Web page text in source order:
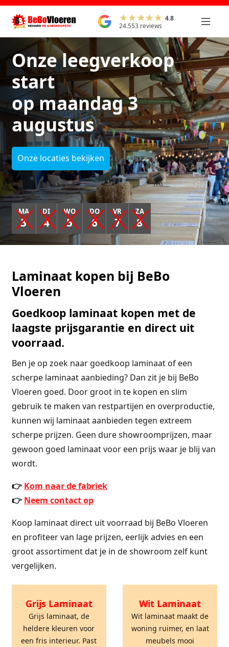
4.8
24.553 reviews
Onze leegverkoop
start
op maandag 3
augustus
Onze locaties bekijken
MA
3
DI
4
WO
5
DO
6
VR
7
ZA
8
Laminaat kopen bij BeBo
Vloeren
Goedkoop laminaat kopen met de
laagste prijsgarantie en direct uit
voorraad.
Ben je op zoek naar goedkoop laminaat of een
scherpe laminaat aanbieding? Dan zit je bij BeBo
Vloeren goed. Door groot in te kopen en slim
gebruik te maken van restpartijen en overproductie,
kunnen wij laminaat aanbieden tegen extreem
scherpe prijzen. Geen dure showroomprijzen, maar
gewoon goed laminaat voor een prijs waar je blij van
wordt.
👉 Kom naar de fabriek
👉 Neem contact op
Koop laminaat direct uit voorraad bij BeBo Vloeren
en profiteer van lage prijzen, eerlijk advies en een
groot assortiment dat je in de showroom zelf kunt
vergelijken.
Grijs Laminaat
Grijs laminaat, de
heldere kleuren voor
een fris interieur. Past
Wit Laminaat
Wit laminaat maakt de
woning ruimer, en laat
meubels mooi